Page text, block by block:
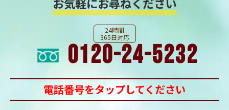
お気軽にお尋ねください
24時間
365日対応
0120-24-5232
電話番号をタップしてください